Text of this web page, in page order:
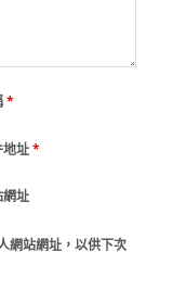
*
地址*
址
網站網址，以供下次